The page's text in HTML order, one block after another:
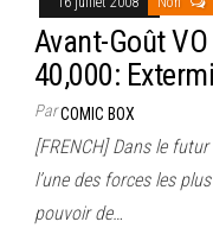
Avant-Goût
40,000:
ParCOMIC BOX
[FRENCH] Dans le
l’une des forces les
pouvoir de…